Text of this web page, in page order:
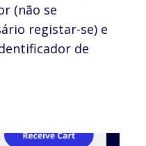
(não se
registar-se) e
de